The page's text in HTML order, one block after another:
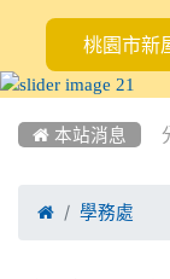
桃園市新
 本站消息
 學務處